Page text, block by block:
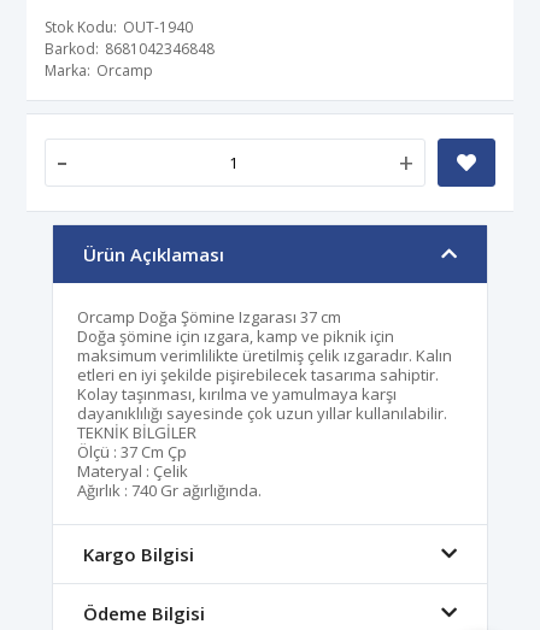
Stok Kodu OUT-1940
Barkod 8681042346848
Marka Orcamp
- +
Ürün Açıklaması
Orcamp Doğa Şömine Izgarası 37 cm
Doğa şömine için ızgara, kamp ve piknik için
maksimum verimlilikte üretilmiş çelik ızgaradır. Kalın
etleri en iyi şekilde pişirebilecek tasarıma sahiptir.
Kolay taşınması, kırılma ve yamulmaya karşı
dayanıklılığı sayesinde çok uzun yıllar kullanılabilir.
TEKNİK BİLGİLER
Ölçü : 37 Cm Çp
Materyal : Çelik
Ağırlık : 740 Gr ağırlığında.
Kargo Bilgisi
Ödeme Bilgisi